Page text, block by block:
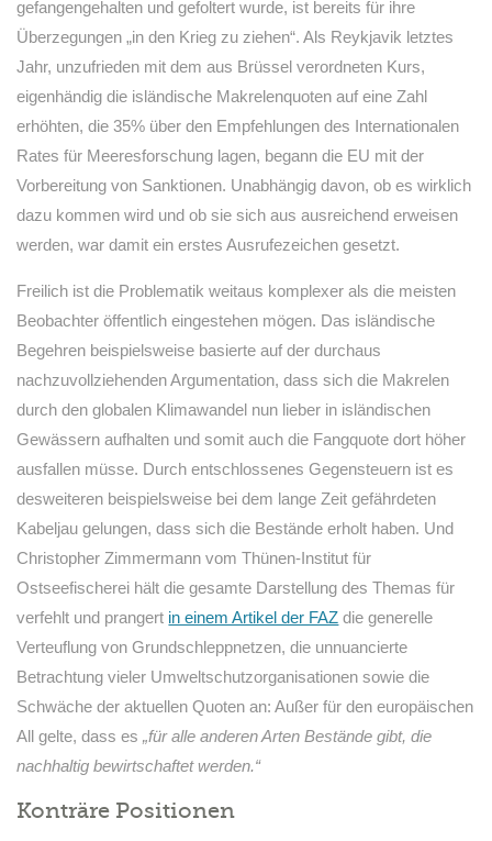
gefangengehalten und gefoltert wurde, ist bereits für ihre
Überzegungen „in den Krieg zu ziehen“. Als Reykjavik letztes
Jahr, unzufrieden mit dem aus Brüssel verordneten Kurs,
eigenhändig die isländische Makrelenquoten auf eine Zahl
erhöhten, die 35% über den Empfehlungen des Internationalen
Rates für Meeresforschung lagen, begann die EU mit der
Vorbereitung von Sanktionen. Unabhängig davon, ob es wirklich
dazu kommen wird und ob sie sich aus ausreichend erweisen
werden, war damit ein erstes Ausrufezeichen gesetzt.
Freilich ist die Problematik weitaus komplexer als die meisten
Beobachter öffentlich eingestehen mögen. Das isländische
Begehren beispielsweise basierte auf der durchaus
nachzuvollziehenden Argumentation, dass sich die Makrelen
durch den globalen Klimawandel nun lieber in isländischen
Gewässern aufhalten und somit auch die Fangquote dort höher
ausfallen müsse. Durch entschlossenes Gegensteuern ist es
desweiteren beispielsweise bei dem lange Zeit gefährdeten
Kabeljau gelungen, dass sich die Bestände erholt haben. Und
Christopher Zimmermann vom Thünen-Institut für
Ostseefischerei hält die gesamte Darstellung des Themas für
verfehlt und prangert in einem Artikel der FAZ die generelle
Verteuflung von Grundschleppnetzen, die unnuancierte
Betrachtung vieler Umweltschutzorganisationen sowie die
Schwäche der aktuellen Quoten an: Außer für den europäischen
All gelte, dass es„für alle anderen Arten Bestände gibt, die
nachhaltig bewirtschaftet werden.“
Konträre Positionen